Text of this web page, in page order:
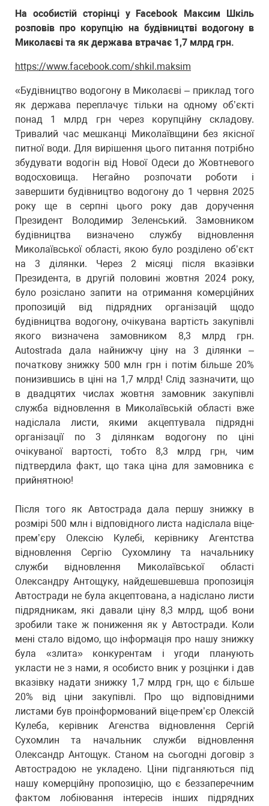
На особистій сторінці у Facebook Максим Шкіль
розповів про корупцію на будівництві водогону в
Миколаєві та як держава втрачає 1,7 млрд грн.
https://www.facebook.com/shkil.maksim
«Будівництво водогону в Миколаєві – приклад того
як держава переплачує тільки на одному обʼєкті
понад 1 млрд грн через корупційну складову.
Тривалий час мешканці Миколаївщини без якісної
питної води. Для вирішення цього питання потрібно
збудувати водогін від Нової Одеси до Жовтневого
водосховища. Негайно розпочати роботи і
завершити будівництво водогону до 1 червня 2025
року ще в серпні цього року дав доручення
Президент Володимир Зеленський. Замовником
будівництва визначено службу відновлення
Миколаївської області, якою було розділено обʼєкт
на 3 ділянки. Через 2 місяці після вказівки
Президента, в другій половині жовтня 2024 року,
було розіслано запити на отримання комерційних
пропозицій від підрядних організацій щодо
будівництва водогону, очікувана вартість закупівлі
якого визначена замовником 8,3 млрд грн.
Autostrada дала найнижчу ціну на 3 ділянки –
початкову знижку 500 млн грн і потім більше 20%
понизившись в ціні на 1,7 млрд! Слід зазначити, що
в двадцятих числах жовтня замовник закупівлі
служба відновлення в Миколаївській області вже
надіслала листи, якими акцептувала підрядні
організації по 3 ділянкам водогону по ціні
очікуваної вартості, тобто 8,3 млрд грн, чим
підтвердила факт, що така ціна для замовника є
прийнятною!
Після того як Автострада дала першу знижку в
розмірі 500 млн і відповідного листа надіслала віце-
премʼєру Олексію Кулебі, керівнику Агентства
відновлення Сергію Сухомлину та начальнику
служби відновлення Миколаївської області
Олександру Антощуку, найдешевшевша пропозиція
Автостради не була акцептована, а надіслано листи
підрядникам, які давали ціну 8,3 млрд, щоб вони
зробили таке ж пониження як у Автостради. Коли
мені стало відомо, що інформація про нашу знижку
була «злита» конкурентам і угоди планують
укласти не з нами, я особисто вник у розцінки і дав
вказівку надати знижку 1,7 млрд грн, що є більше
20% від ціни закупівлі. Про що відповідними
листами був проінформований віце-прем’єр Олексій
Кулеба, керівник Агенства відновлення Сергій
Сухомлин та начальник служби відновлення
Олександр Антощук. Станом на сьогодні договір з
Автострадою не укладено. Ціни підганяються під
нашу комерційну пропозицію, що є беззаперечним
фактом лобіювання інтересів інших підрядних